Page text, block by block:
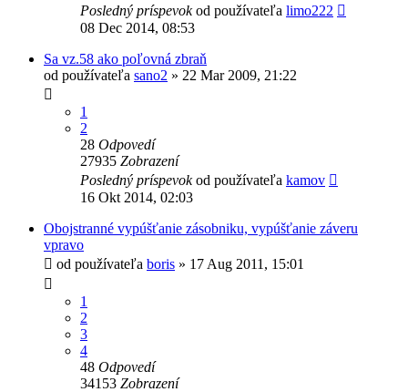
Posledný príspevokod používateľa limo222
08 Dec 2014, 08:53
Sa vz.58 ako poľovná zbraň
od používateľa sano2 » 22 Mar 2009, 21:22
1
2
28 Odpovedí
27935 Zobrazení
Posledný príspevokod používateľa kamov
16 Okt 2014, 02:03
Obojstranné vypúšťanie zásobniku, vypúšťanie záveru
vpravo
od používateľa boris » 17 Aug 2011, 15:01
1
2
3
4
48 Odpovedí
34153 Zobrazení